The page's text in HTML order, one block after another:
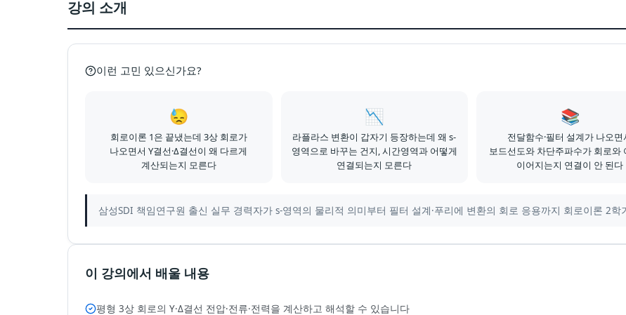
강의 소개
이런 고민 있으신가요?
😓
회로이론 1은 끝냈는데 3상 회로가
나오면서 Y결선·Δ결선이 왜 다르게
계산되는지 모른다
📉
라플라스 변환이 갑자기 등장하는데 왜 s-
영역으로 바꾸는 건지, 시간영역과 어떻게
연결되는지 모른다
📚
전달함수·필터 설계가 나오면
보드선도와 차단주파수가 회로와
이어지는지 연결이 안 된다
삼성SDI 책임연구원 출신 실무 경력자가 s-영역의 물리적 의미부터 필터 설계·푸리에 변환의 회로 응용까지 회로이론 2
이 강의에서 배울 내용
평형 3상 회로의 Y·Δ결선 전압·전류·전력을 계산하고 해석할 수 있습니다